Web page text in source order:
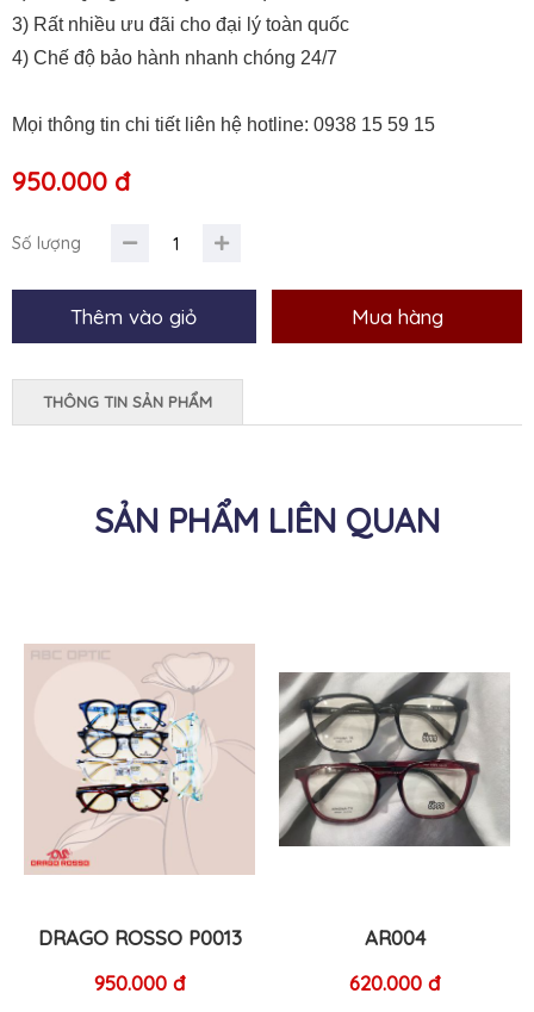
3) Rất nhiều ưu đãi cho đại lý toàn quốc
4) Chế độ bảo hành nhanh chóng 24/7
Mọi thông tin chi tiết liên hệ hotline: 0938 15 59 15
950.000 đ
Số lượng
THÔNG TIN SẢN PHẨM
SẢN PHẨM LIÊN QUAN
DRAGO ROSSO P0013
950.000 đ
AR004
620.000 đ